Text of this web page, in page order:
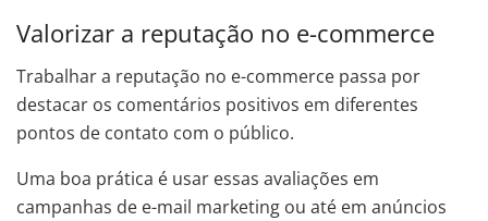
Valorizar a reputação no e-commerce
Trabalhar a reputação no e-commerce passa por
destacar os comentários positivos em diferentes
pontos de contato com o público.
Uma boa prática é usar essas avaliações em
campanhas de e-mail marketing ou até em anúncios